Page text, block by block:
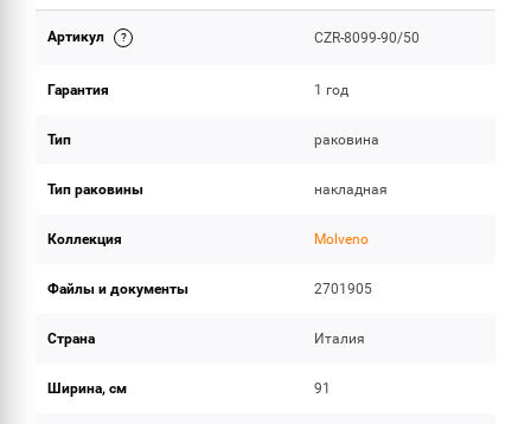
ИНСТРУКЦИИ И ДОКУМЕНТАЦИЯ
Артикул CZR-8099-90/50
Гарантия 1 год
Тип раковина
Тип раковины накладная
Коллекция Molveno
Файлы и документы 2701905
Страна Италия
Ширина, см 91